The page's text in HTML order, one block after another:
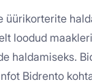
loodud
haldamiseks.
Bidrento